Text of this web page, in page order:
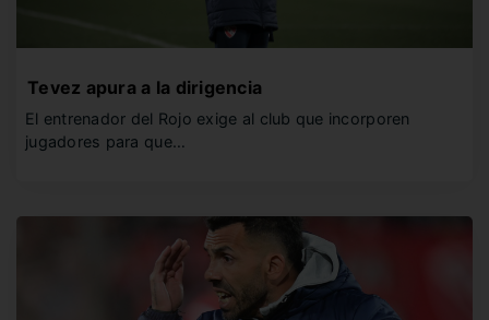
Tevez apura a la dirigencia
El entrenador del Rojo exige al club que incorporen
jugadores para que…